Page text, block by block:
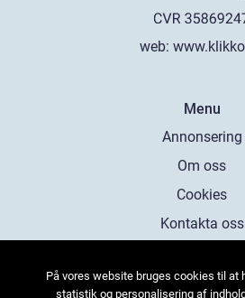
web:
Menu
Annonsering
Om oss
Cookies
Kontakta oss
På vores website bruges cookies til at
statistik og personalisering af